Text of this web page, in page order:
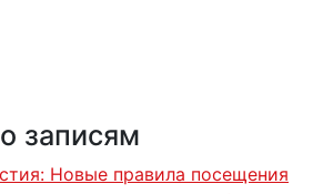
записям
Новые правила посещения